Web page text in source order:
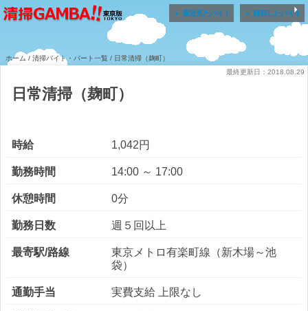
 最近見たバイト  保存したバイト
ホーム / 清掃バイト・パート一覧 / 日常清掃（麹町）
最終更新日：2018.08.29
日常清掃（麹町）
時給 1,042円
勤務時間 14:00 ～ 17:00
休憩時間 0分
勤務日数 週５回以上
最寄駅/路線
東京メトロ有楽町線（新木場～池
袋）
通勤手当 実費支給 上限なし